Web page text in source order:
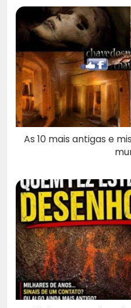
As 10 mais antigas e